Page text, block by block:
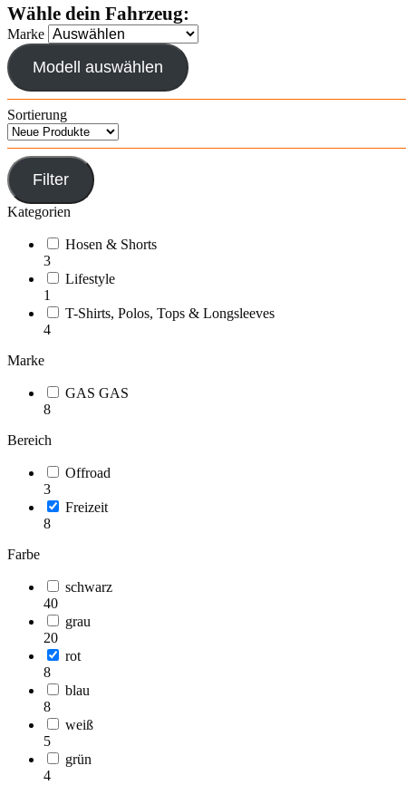
Wähle dein Fahrzeug:
Marke
Modell auswählen
Sortierung
Filter
Kategorien
Hosen & Shorts
3
Lifestyle
1
T-Shirts, Polos, Tops & Longsleeves
4
Marke
GAS GAS
8
Bereich
Offroad
3
Freizeit
8
Farbe
schwarz
40
grau
20
rot
8
blau
8
weiß
5
grün
4